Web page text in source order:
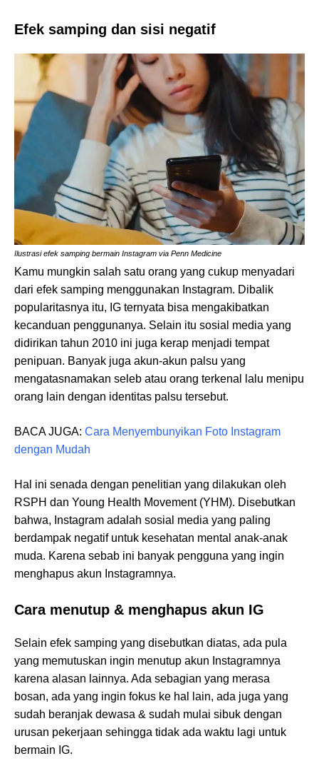
Efek samping dan sisi negatif
Ilustrasi efek samping bermain Instagram via Penn Medicine
Kamu mungkin salah satu orang yang cukup menyadari
dari efek samping menggunakan Instagram. Dibalik
popularitasnya itu, IG ternyata bisa mengakibatkan
kecanduan penggunanya. Selain itu sosial media yang
didirikan tahun 2010 ini juga kerap menjadi tempat
penipuan. Banyak juga akun-akun palsu yang
mengatasnamakan seleb atau orang terkenal lalu menipu
orang lain dengan identitas palsu tersebut.
BACA JUGA: Cara Menyembunyikan Foto Instagram
dengan Mudah
Hal ini senada dengan penelitian yang dilakukan oleh
RSPH dan Young Health Movement (YHM). Disebutkan
bahwa, Instagram adalah sosial media yang paling
berdampak negatif untuk kesehatan mental anak-anak
muda. Karena sebab ini banyak pengguna yang ingin
menghapus akun Instagramnya.
Cara menutup & menghapus akun IG
Selain efek samping yang disebutkan diatas, ada pula
yang memutuskan ingin menutup akun Instagramnya
karena alasan lainnya. Ada sebagian yang merasa
bosan, ada yang ingin fokus ke hal lain, ada juga yang
sudah beranjak dewasa & sudah mulai sibuk dengan
urusan pekerjaan sehingga tidak ada waktu lagi untuk
bermain IG.